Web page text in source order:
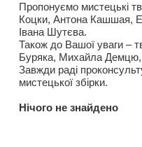
Пропонуємо мистецькі
Коцки, Антона Кашшая,
Івана Шутєва.
Також до Вашої уваги –
Буряка, Михайла
Завжди раді
мистецької збірки.
Нiчого не знайдено